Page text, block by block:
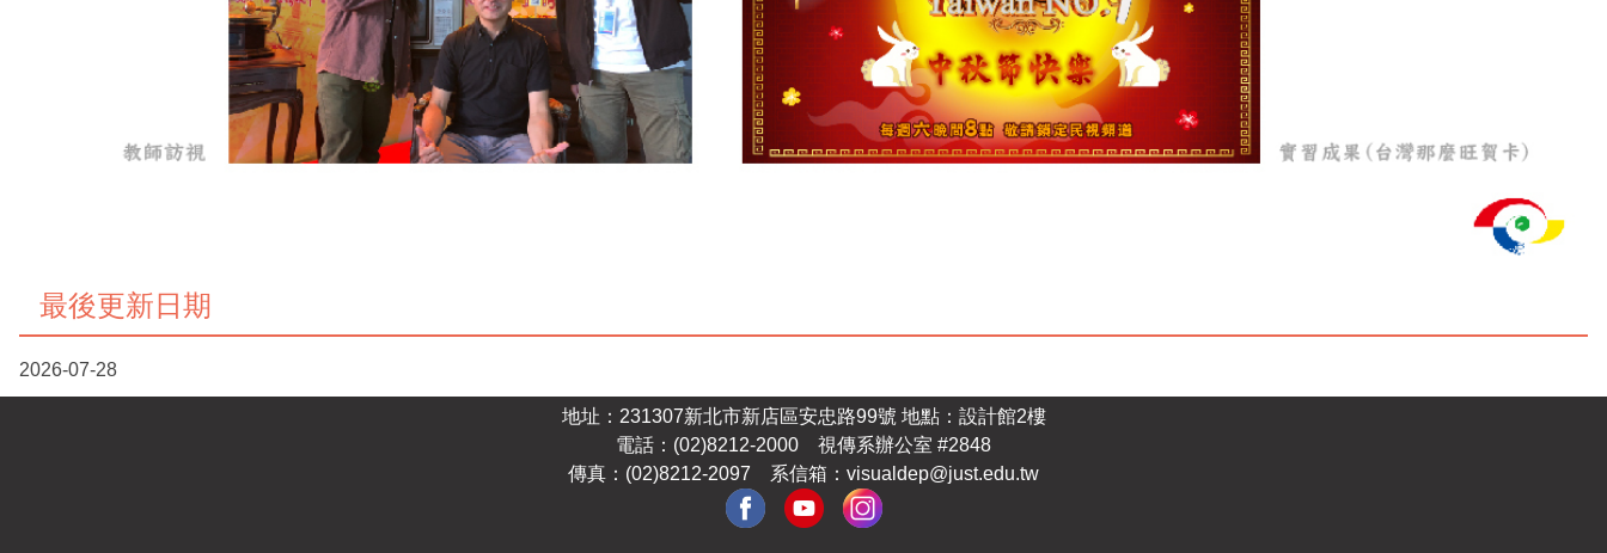
最後更新日期
2026-07-28
地址：231307新北市新店區安忠路99號 地點：設計館2樓
電話：(02)8212-2000
視傳系辦公室 #2848
傳真：(02)8212-2097 系信箱： visualdep@just.edu.tw